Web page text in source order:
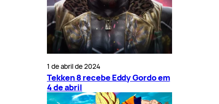
1 de abril de 2024
Tekken 8 recebe Eddy Gordo em
4 de abril